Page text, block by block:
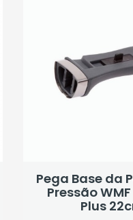
Pega Base da
Pressão
Plus